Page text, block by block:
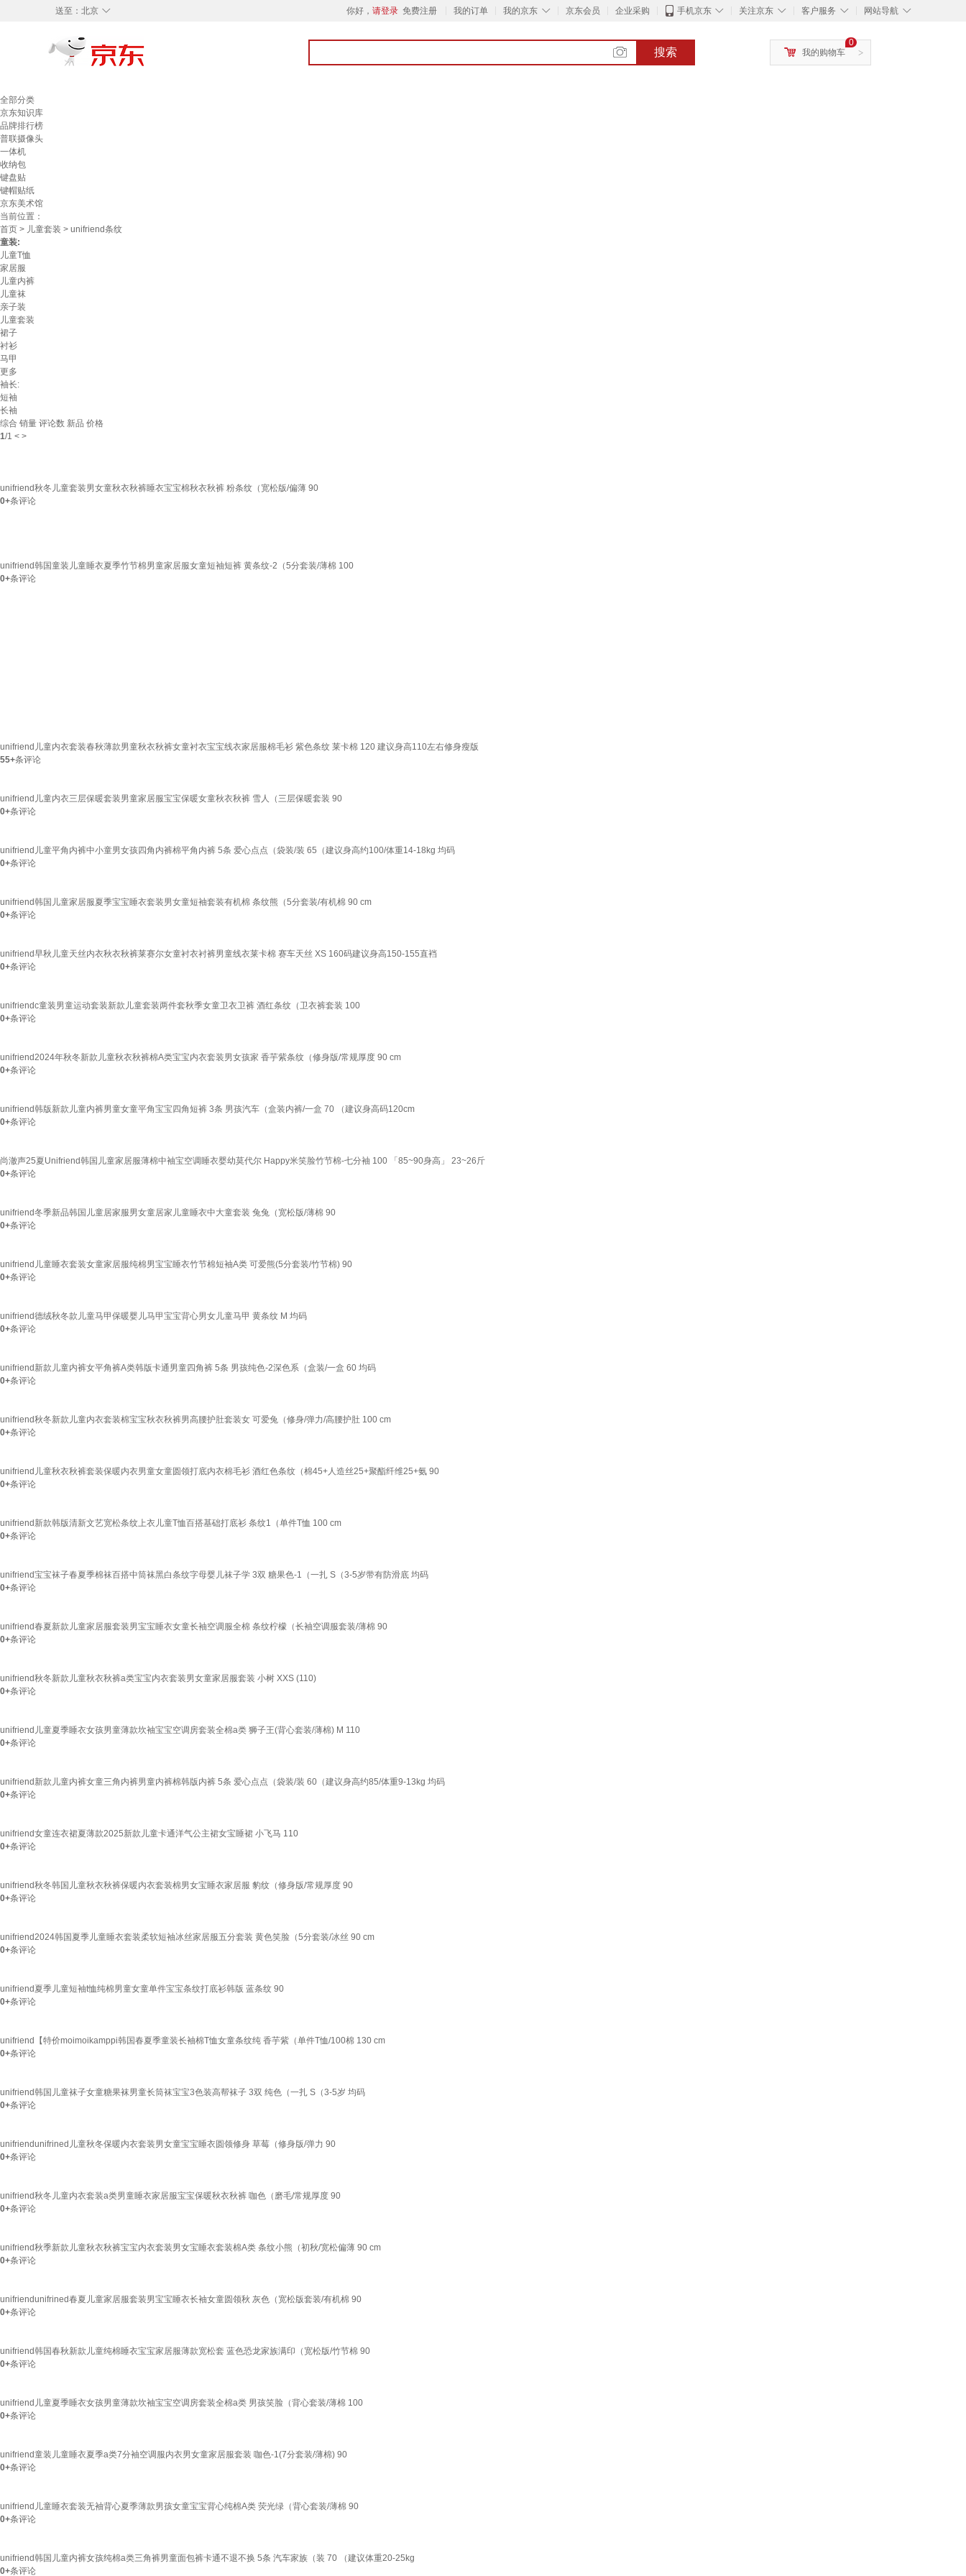
◇
送至： 北京 你好， 请登录 免费注册 我的订单 ◇
我的京东 京东会员 企业采购 ◇
手机京东 ◇
关注京东 ◇
客户服务 ◇
网站导航
搜索 >
0
我的购物车
全部分类
京东知识库
品牌排行榜
普联摄像头
一体机
收纳包
键盘贴
键帽贴纸
京东美术馆
当前位置：
首页 > 儿童套装 > unifriend条纹
童装:
儿童T恤
家居服
儿童内裤
儿童袜
亲子装
儿童套装
裙子
衬衫
马甲
更多
袖长:
短袖
长袖
综合 销量 评论数 新品 价格
1/1 < >
unifriend秋冬儿童套装男女童秋衣秋裤睡衣宝宝棉秋衣秋裤 粉条纹（宽松版/偏薄 90
0+条评论
unifriend韩国童装儿童睡衣夏季竹节棉男童家居服女童短袖短裤 黄条纹-2（5分套装/薄棉 100
0+条评论
unifriend儿童内衣套装春秋薄款男童秋衣秋裤女童衬衣宝宝线衣家居服棉毛衫 紫色条纹 莱卡棉 120 建议身高110左右修身瘦版
55+条评论
unifriend儿童内衣三层保暖套装男童家居服宝宝保暖女童秋衣秋裤 雪人（三层保暖套装 90
0+条评论
unifriend儿童平角内裤中小童男女孩四角内裤棉平角内裤 5条 爱心点点（袋装/装 65（建议身高约100/体重14-18kg 均码
0+条评论
unifriend韩国儿童家居服夏季宝宝睡衣套装男女童短袖套装有机棉 条纹熊（5分套装/有机棉 90 cm
0+条评论
unifriend早秋儿童天丝内衣秋衣秋裤莱赛尔女童衬衣衬裤男童线衣莱卡棉 赛车天丝 XS 160码建议身高150-155直裆
0+条评论
unifriendc童装男童运动套装新款儿童套装两件套秋季女童卫衣卫裤 酒红条纹（卫衣裤套装 100
0+条评论
unifriend2024年秋冬新款儿童秋衣秋裤棉A类宝宝内衣套装男女孩家 香芋紫条纹（修身版/常规厚度 90 cm
0+条评论
unifriend韩版新款儿童内裤男童女童平角宝宝四角短裤 3条 男孩汽车（盒装内裤/一盒 70 （建议身高码120cm
0+条评论
尚澈声25夏Unifriend韩国儿童家居服薄棉中袖宝空调睡衣婴幼莫代尔 Happy米笑脸竹节棉-七分袖 100 「85~90身高」 23~26斤
0+条评论
unifriend冬季新品韩国儿童居家服男女童居家儿童睡衣中大童套装 兔兔（宽松版/薄棉 90
0+条评论
unifriend儿童睡衣套装女童家居服纯棉男宝宝睡衣竹节棉短袖A类 可爱熊(5分套装/竹节棉) 90
0+条评论
unifriend德绒秋冬款儿童马甲保暖婴儿马甲宝宝背心男女儿童马甲 黄条纹 M 均码
0+条评论
unifriend新款儿童内裤女平角裤A类韩版卡通男童四角裤 5条 男孩纯色-2深色系（盒装/一盒 60 均码
0+条评论
unifriend秋冬新款儿童内衣套装棉宝宝秋衣秋裤男高腰护肚套装女 可爱兔（修身/弹力/高腰护肚 100 cm
0+条评论
unifriend儿童秋衣秋裤套装保暖内衣男童女童圆领打底内衣棉毛衫 酒红色条纹（棉45+人造丝25+聚酯纤维25+氨 90
0+条评论
unifriend新款韩版清新文艺宽松条纹上衣儿童T恤百搭基础打底衫 条纹1（单件T恤 100 cm
0+条评论
unifriend宝宝袜子春夏季棉袜百搭中筒袜黑白条纹字母婴儿袜子学 3双 糖果色-1（一扎 S（3-5岁带有防滑底 均码
0+条评论
unifriend春夏新款儿童家居服套装男宝宝睡衣女童长袖空调服全棉 条纹柠檬（长袖空调服套装/薄棉 90
0+条评论
unifriend秋冬新款儿童秋衣秋裤a类宝宝内衣套装男女童家居服套装 小树 XXS (110)
0+条评论
unifriend儿童夏季睡衣女孩男童薄款坎袖宝宝空调房套装全棉a类 狮子王(背心套装/薄棉) M 110
0+条评论
unifriend新款儿童内裤女童三角内裤男童内裤棉韩版内裤 5条 爱心点点（袋装/装 60（建议身高约85/体重9-13kg 均码
0+条评论
unifriend女童连衣裙夏薄款2025新款儿童卡通洋气公主裙女宝睡裙 小飞马 110
0+条评论
unifriend秋冬韩国儿童秋衣秋裤保暖内衣套装棉男女宝睡衣家居服 豹纹（修身版/常规厚度 90
0+条评论
unifriend2024韩国夏季儿童睡衣套装柔软短袖冰丝家居服五分套装 黄色笑脸（5分套装/冰丝 90 cm
0+条评论
unifriend夏季儿童短袖t恤纯棉男童女童单件宝宝条纹打底衫韩版 蓝条纹 90
0+条评论
unifriend【特价moimoikamppi韩国春夏季童装长袖棉T恤女童条纹纯 香芋紫（单件T恤/100棉 130 cm
0+条评论
unifriend韩国儿童袜子女童糖果袜男童长筒袜宝宝3色装高帮袜子 3双 纯色（一扎 S（3-5岁 均码
0+条评论
unifriendunifrined儿童秋冬保暖内衣套装男女童宝宝睡衣圆领修身 草莓（修身版/弹力 90
0+条评论
unifriend秋冬儿童内衣套装a类男童睡衣家居服宝宝保暖秋衣秋裤 咖色（磨毛/常规厚度 90
0+条评论
unifriend秋季新款儿童秋衣秋裤宝宝内衣套装男女宝睡衣套装棉A类 条纹小熊（初秋/宽松偏薄 90 cm
0+条评论
unifriendunifrined春夏儿童家居服套装男宝宝睡衣长袖女童圆领秋 灰色（宽松版套装/有机棉 90
0+条评论
unifriend韩国春秋新款儿童纯棉睡衣宝宝家居服薄款宽松套 蓝色恐龙家族满印（宽松版/竹节棉 90
0+条评论
unifriend儿童夏季睡衣女孩男童薄款坎袖宝宝空调房套装全棉a类 男孩笑脸（背心套装/薄棉 100
0+条评论
unifriend童装儿童睡衣夏季a类7分袖空调服内衣男女童家居服套装 咖色-1(7分套装/薄棉) 90
0+条评论
unifriend儿童睡衣套装无袖背心夏季薄款男孩女童宝宝背心纯棉A类 荧光绿（背心套装/薄棉 90
0+条评论
unifriend韩国儿童内裤女孩纯棉a类三角裤男童面包裤卡通不退不换 5条 汽车家族（装 70 （建议体重20-25kg
0+条评论